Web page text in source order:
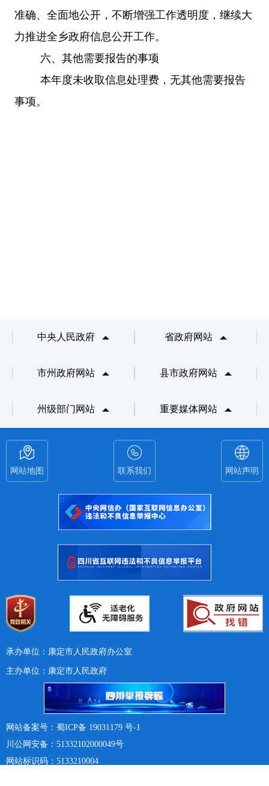
准确、全面地公开，不断增强工作透明度，继续大
力推进全乡政府信息公开工作。
六、其他需要报告的事项
本年度未收取信息处理费，无其他需要报告
事项。
中央人民政府 省政府网站
市州政府网站 县市政府网站
州级部门网站 重要媒体网站
网站地图 联系我们 网站声明
承办单位：康定市人民政府办公室
主办单位：康定市人民政府
网站备案号：蜀ICP备 19031179 号-1
川公网安备：51332102000049号
网站标识码：5133210004